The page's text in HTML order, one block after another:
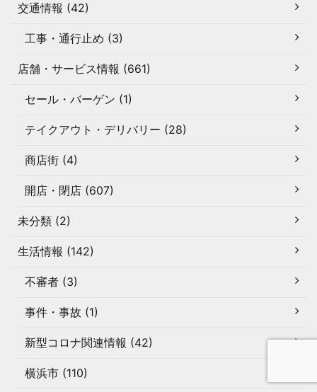
交通情報 (42)
工事・通行止め (3)
店舗・サービス情報 (661)
セール・バーゲン (1)
テイクアウト・デリバリー (28)
商店街 (4)
開店・閉店 (607)
未分類 (2)
生活情報 (142)
不審者 (3)
事件・事故 (1)
新型コロナ関連情報 (42)
横浜市 (110)